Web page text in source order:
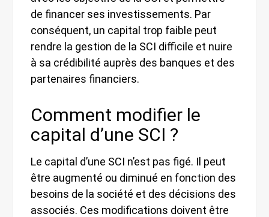
de financer ses investissements. Par
conséquent, un capital trop faible peut
rendre la gestion de la SCI difficile et nuire
à sa crédibilité auprès des banques et des
partenaires financiers.
Comment modifier le
capital d’une SCI ?
Le capital d’une SCI n’est pas figé. Il peut
être augmenté ou diminué en fonction des
besoins de la société et des décisions des
associés. Ces modifications doivent être